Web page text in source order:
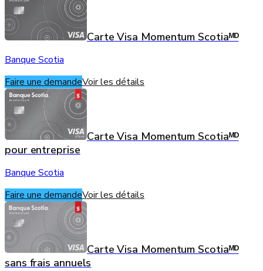
Carte Visa Momentum Scotiaᴹᴰ
Banque Scotia
Faire une demandeVoir les détails
Carte Visa Momentum Scotiaᴹᴰ
pour entreprise
Banque Scotia
Faire une demandeVoir les détails
Carte Visa Momentum Scotiaᴹᴰ
sans frais annuels